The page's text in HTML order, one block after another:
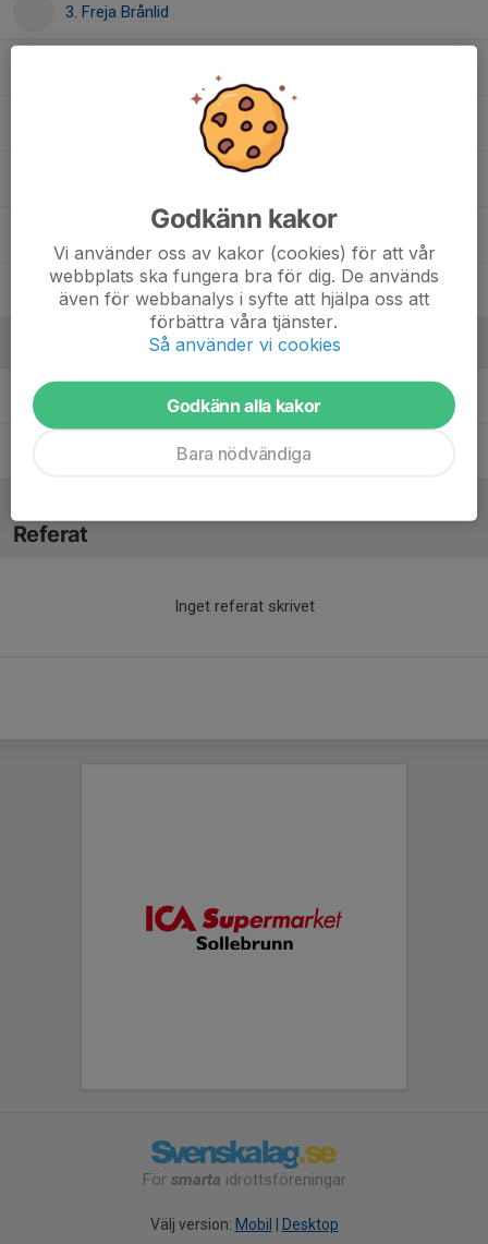
3. Freja Brånlid
12. Louise Karlsson
11. Rita Salame
6. Zelda Lilja
Mattias HolmstenTränare
Tränare
Referat
Inget referat skrivet
För smarta idrottsföreningar
Välj version: Mobil Desktop
Godkänn kakor
Vi använder oss av kakor (cookies) för att vår
webbplats ska fungera bra för dig. De används
även för webbanalys i syfte att hjälpa oss att
förbättra våra tjänster.
Så använder vi cookies
Godkänn alla kakor
Bara nödvändiga